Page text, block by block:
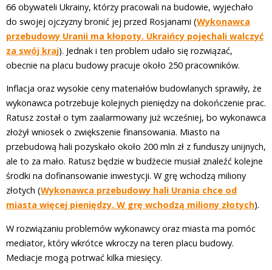
66 obywateli Ukrainy, którzy pracowali na budowie, wyjechało
do swojej ojczyzny bronić jej przed Rosjanami (Wykonawca
przebudowy Uranii ma kłopoty. Ukraińcy pojechali walczyć
za swój kraj). Jednak i ten problem udało się rozwiązać,
obecnie na placu budowy pracuje około 250 pracowników.
Inflacja oraz wysokie ceny materiałów budowlanych sprawiły, że
wykonawca potrzebuje kolejnych pieniędzy na dokończenie prac.
Ratusz został o tym zaalarmowany już wcześniej, bo wykonawca
złożył wniosek o zwiększenie finansowania. Miasto na
przebudową hali pozyskało około 200 mln zł z funduszy unijnych,
ale to za mało. Ratusz będzie w budżecie musiał znaleźć kolejne
środki na dofinansowanie inwestycji. W grę wchodzą miliony
złotych (Wykonawca przebudowy hali Urania chce od
miasta więcej pieniędzy. W grę wchodzą miliony złotych).
W rozwiązaniu problemów wykonawcy oraz miasta ma pomóc
mediator, który wkrótce wkroczy na teren placu budowy.
Mediacje mogą potrwać kilka miesięcy.